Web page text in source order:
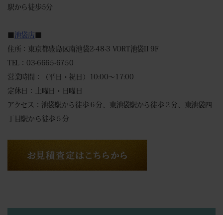
駅から徒歩5分
池袋店
住所：東京都豊島区南池袋2-48-3 VORT池袋II 9F
TEL：03-6665-6750
営業時間：（平日・祝日）10:00～17:00
定休日：土曜日・日曜日
アクセス：池袋駅から徒歩６分、東池袋駅から徒歩２分、東池袋四
丁目駅から徒歩５分